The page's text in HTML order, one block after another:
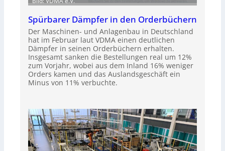
Spürbarer Dämpfer in den Orderbüchern
Der Maschinen- und Anlagenbau in Deutschland
hat im Februar laut VDMA einen deutlichen
Dämpfer in seinen Orderbüchern erhalten.
Insgesamt sanken die Bestellungen real um 12%
zum Vorjahr, wobei aus dem Inland 16% weniger
Orders kamen und das Auslandsgeschäft ein
Minus von 11% verbuchte.